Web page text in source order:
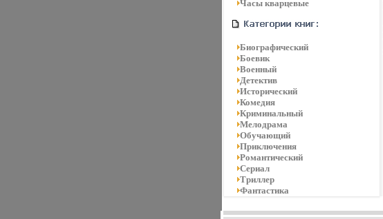
Часы кварцевые
Биографический
Боевик
Военный
Детектив
Исторический
Комедия
Криминальный
Мелодрама
Обучающий
Приключения
Романтический
Сериал
Триллер
Фантастика